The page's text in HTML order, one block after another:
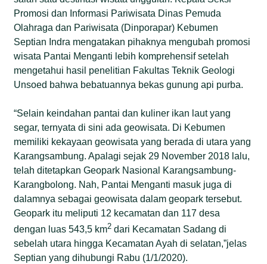
Promosi dan Informasi Pariwisata Dinas Pemuda
Olahraga dan Pariwisata (Dinporapar) Kebumen
Septian Indra mengatakan pihaknya mengubah promosi
wisata Pantai Menganti lebih komprehensif setelah
mengetahui hasil penelitian Fakultas Teknik Geologi
Unsoed bahwa bebatuannya bekas gunung api purba.
“Selain keindahan pantai dan kuliner ikan laut yang
segar, ternyata di sini ada geowisata. Di Kebumen
memiliki kekayaan geowisata yang berada di utara yang
Karangsambung. Apalagi sejak 29 November 2018 lalu,
telah ditetapkan Geopark Nasional Karangsambung-
Karangbolong. Nah, Pantai Menganti masuk juga di
dalamnya sebagai geowisata dalam geopark tersebut.
Geopark itu meliputi 12 kecamatan dan 117 desa
dengan luas 543,5 km2 dari Kecamatan Sadang di
sebelah utara hingga Kecamatan Ayah di selatan,”jelas
Septian yang dihubungi Rabu (1/1/2020).